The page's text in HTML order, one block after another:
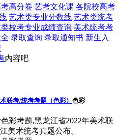
高分卷 艺考文化课 各院校高考
艺术类专业分数线 艺术类统考
校考专业成绩查询 美术统考考
录取查询 录取通知书 新生入
内容吧
联考/统考考题（色彩） 色彩
彩考题,黑龙江省2022年美术联
美术统考真题公布。